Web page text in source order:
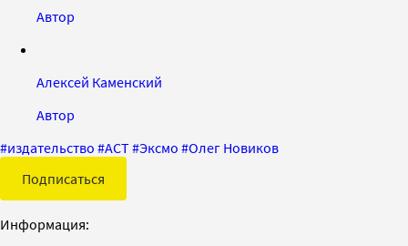
Автор
Алексей Каменский
Автор
#издательство #АСТ#Эксмо #Олег Новиков
Подписаться
Информация: